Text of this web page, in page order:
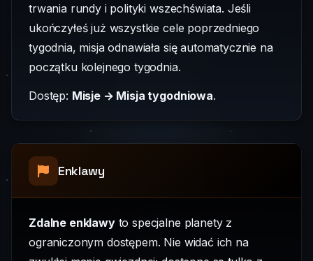
trwania rundy i polityki wszechświata. Jeśli
ukończyłeś już wszystkie cele poprzedniego
tygodnia, misja odnawiała się automatycznie na
początku kolejnego tygodnia.
Dostęp: Misje → Misja tygodniowa.
Enklawy
Zdalne enklawyto specjalne planety z
ograniczonym dostępem. Nie widać ich na